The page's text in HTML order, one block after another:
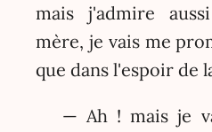
mais j'admire
mère, je vais me
que dans l'espoir de
— Ah ! mais je